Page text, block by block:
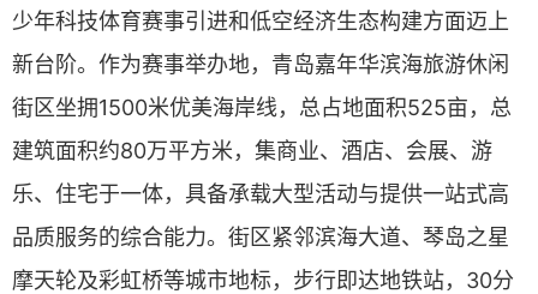
少年科技体育赛事引进和低空经济生态构建方面迈上
新台阶。作为赛事举办地，青岛嘉年华滨海旅游休闲
街区坐拥1500米优美海岸线，总占地面积525亩，总
建筑面积约80万平方米，集商业、酒店、会展、游
乐、住宅于一体，具备承载大型活动与提供一站式高
品质服务的综合能力。街区紧邻滨海大道、琴岛之星
摩天轮及彩虹桥等城市地标，步行即达地铁站，30分